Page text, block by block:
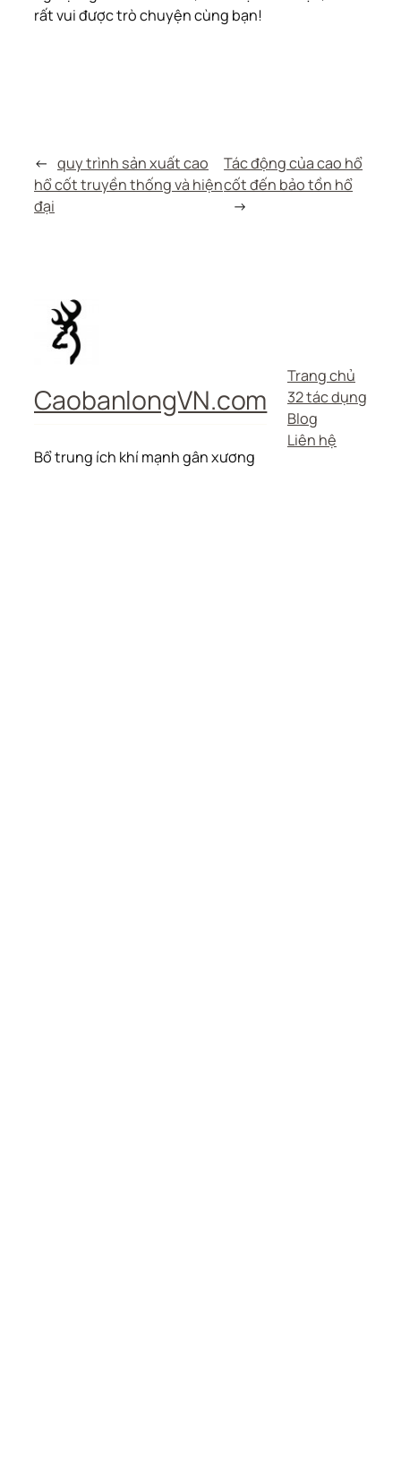
rất vui được trò chuyện cùng bạn!
← quy trình sản xuất cao
hổ cốt truyền thống và hiện
đại
Tác động của cao hổ
cốt đến bảo tồn hổ
→
CaobanlongVN.com
Bổ trung ích khí mạnh gân xương
Trang chủ
32 tác dụng
Blog
Liên hệ